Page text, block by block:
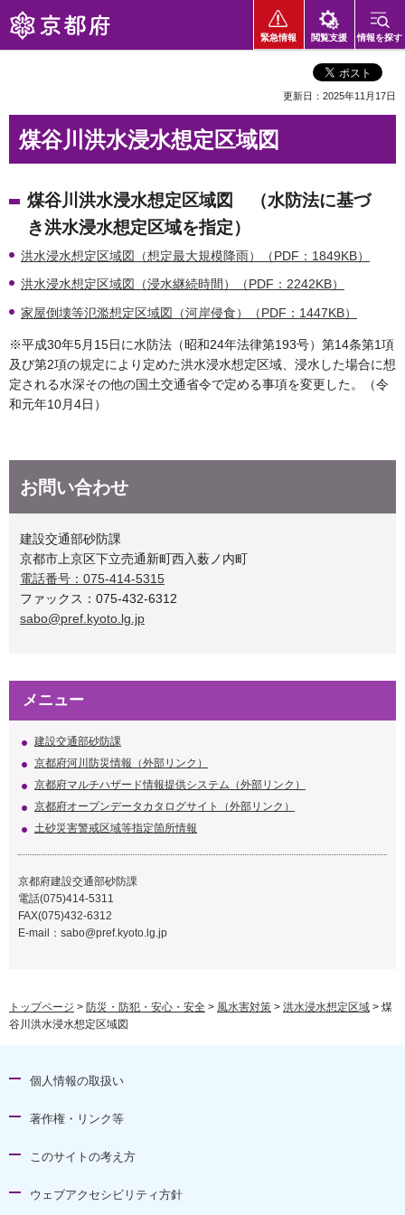
京都府
緊急情報 閲覧支援 情報を探す
更新日：2025年11月17日
煤谷川洪水浸水想定区域図
煤谷川洪水浸水想定区域図 （水防法に基づ
き洪水浸水想定区域を指定）
洪水浸水想定区域図（想定最大規模降雨）（PDF：1849KB）
洪水浸水想定区域図（浸水継続時間）（PDF：2242KB）
家屋倒壊等氾濫想定区域図（河岸侵食）（PDF：1447KB）
※平成30年5月15日に水防法（昭和24年法律第193号）第14条第1項
及び第2項の規定により定めた洪水浸水想定区域、浸水した場合に想
定される水深その他の国土交通省令で定める事項を変更した。（令
和元年10月4日）
お問い合わせ
建設交通部砂防課
京都市上京区下立売通新町西入薮ノ内町
電話番号：075-414-5315
ファックス：075-432-6312
sabo@pref.kyoto.lg.jp
メニュー
建設交通部砂防課
京都府河川防災情報（外部リンク）
京都府マルチハザード情報提供システム（外部リンク）
京都府オープンデータカタログサイト（外部リンク）
土砂災害警戒区域等指定箇所情報
京都府建設交通部砂防課
電話(075)414-5311
FAX(075)432-6312
E-mail： sabo@pref.kyoto.lg.jp
トップページ > 防災・防犯・安心・安全 > 風水害対策 > 洪水浸水想定区域 > 煤
谷川洪水浸水想定区域図
個人情報の取扱い
著作権・リンク等
このサイトの考え方
ウェブアクセシビリティ方針